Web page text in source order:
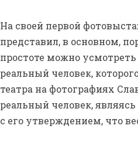
На своей первой
представил, в основном,
простоте можно усмотреть
реальный человек,
театра на фотографиях
реальный человек,
с его утверждением, что